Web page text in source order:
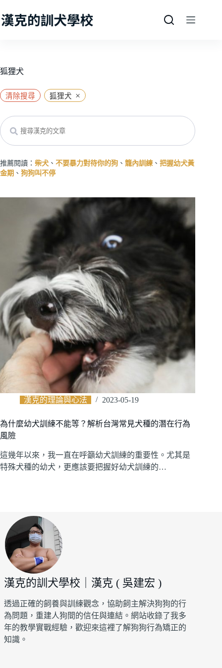
至
容
狐狸犬
清除搜尋 狐狸犬 ×
Search
推薦閱讀： 柴犬 、 不要暴力對待你的狗 、 籠內訓練 、 把握幼犬黃
金期 、 狗狗叫不停
漢克的理論與心法 2023-05-19
為什麼幼犬訓練不能等？解析台灣常見犬種的潛在行為
風險
這幾年以來，我一直在呼籲幼犬訓練的重要性。尤其是
特殊犬種的幼犬，更應該要把握好幼犬訓練的…
漢克的訓犬學校｜漢克 ( 吳建宏 )
透過正確的飼養與訓練觀念，協助飼主解決狗狗的行
為問題，重建人狗間的信任與連結。網站收錄了我多
年的教學實戰經驗，歡迎來這裡了解狗狗行為矯正的
知識。